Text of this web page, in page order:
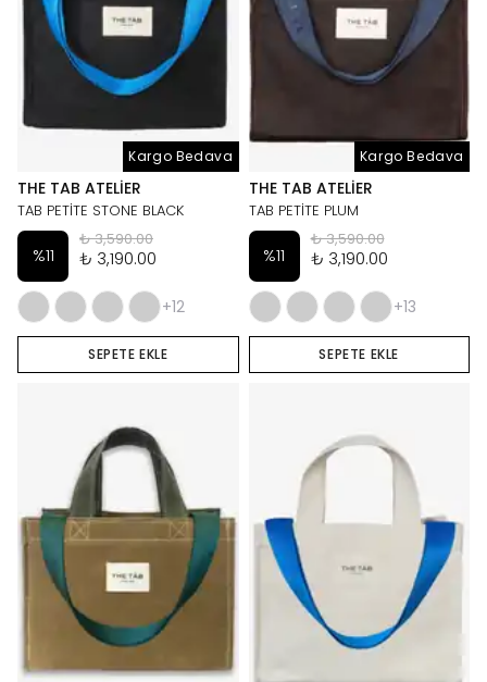
Kargo Bedava
THE TAB ATELIER
TAB PETİTE STONE BLACK
%11
₺ 3,590.00
₺ 3,190.00
+12
SEPETE EKLE
Kargo Bedava
THE TAB ATELIER
TAB PETİTE PLUM
%11
₺ 3,590.00
₺ 3,190.00
+13
SEPETE EKLE